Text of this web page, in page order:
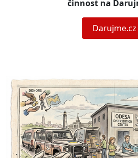
činnost na
Darujme.cz